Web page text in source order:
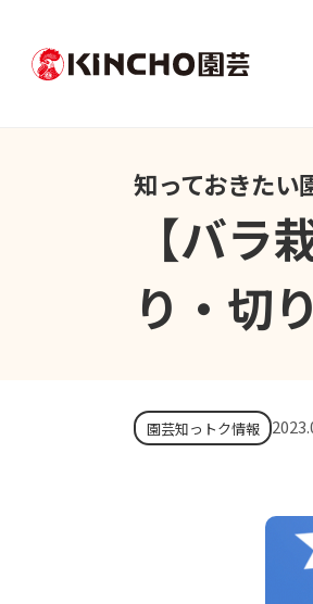
知っておきたい
【バ
り・切
園芸知っトク情報